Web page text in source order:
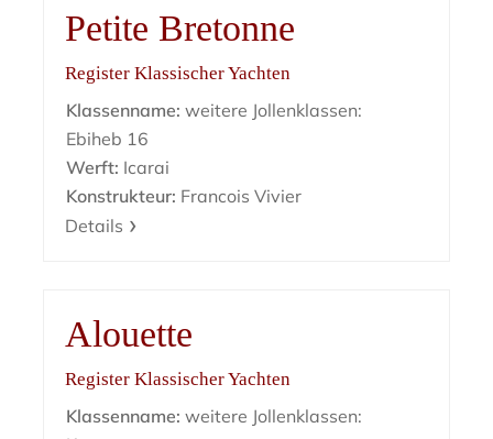
Petite Bretonne
Register Klassischer Yachten
Klassenname: weitere Jollenklassen:
Ebiheb 16
Werft: Icarai
Konstrukteur: Francois Vivier
Details
Alouette
Register Klassischer Yachten
Klassenname: weitere Jollenklassen: